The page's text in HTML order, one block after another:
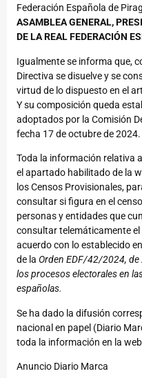
Federación Española de
ASAMBLEA GENERAL,
DE LA REAL FEDERACIÓN
Igualmente se informa que,
Directiva se disuelve y se
virtud de lo dispuesto en el
Y su composición queda
adoptados por la Comisión
fecha 17 de octubre de 2024.
Toda la información relativa
el apartado habilitado de la
los Censos Provisionales,
consultar si figura en el
personas y entidades que
consultar telemáticamente
acuerdo con lo establecido
de la Orden EDF/42/2024, de
los procesos electorales en
españolas.
Se ha dado la difusión
nacional en papel (Diario
toda la información en la web
Anuncio Diario Marca